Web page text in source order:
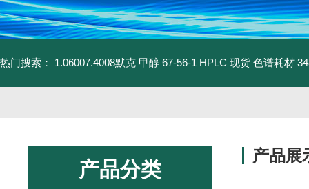
热门搜索： 1.06007.4008默克 甲醇 67-56-1 HPLC 现货 色谱耗材
产品分类
产品展